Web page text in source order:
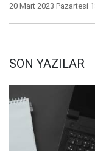
20 Mart 2023 Pazartesi
SON YAZILAR